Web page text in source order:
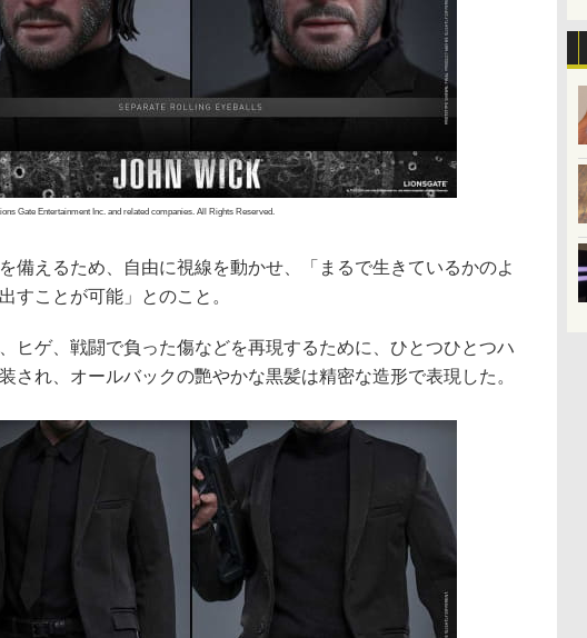
Gate Entertainment Inc. and related companies. All Rights Reserved.
備えるため、自由に視線を動かせ、「まるで生きているかのよ
すことが可能」とのこと。
ヒゲ、戦闘で負った傷などを再現するために、ひとつひとつハ
され、オールバックの艷やかな黒髪は精密な造形で表現した。